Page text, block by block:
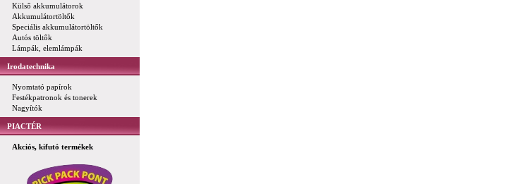
Külső akkumulátorok
Akkumulátortöltők
Speciális akkumulátortöltők
Autós töltők
Lámpák, elemlámpák
Irodatechnika
Nyomtató papírok
Festékpatronok és tonerek
Nagyítók
PIACTÉR
Akciós, kifutó termékek